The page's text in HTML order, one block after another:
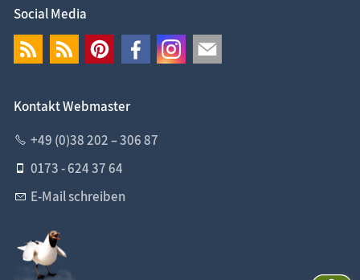
Social Media
Kontakt Webmaster
+49 (0)38 202 – 306 87
0173 - 624 37 64
E-Mail schreiben